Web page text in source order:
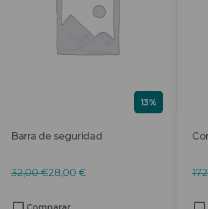
Barra de seguridad
13%
32,00€
El
original
28,00 €
El
actual
El
El